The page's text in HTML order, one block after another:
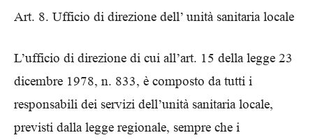
Art. 8. Ufficio di direzione dell’ unità sanitaria locale
L’ufficio di direzione di cui all’art. 15 della legge 23
dicembre 1978, n. 833, è composto da tutti i
responsabili dei servizi dell’unità sanitaria locale,
previsti dalla legge regionale, sempre che i